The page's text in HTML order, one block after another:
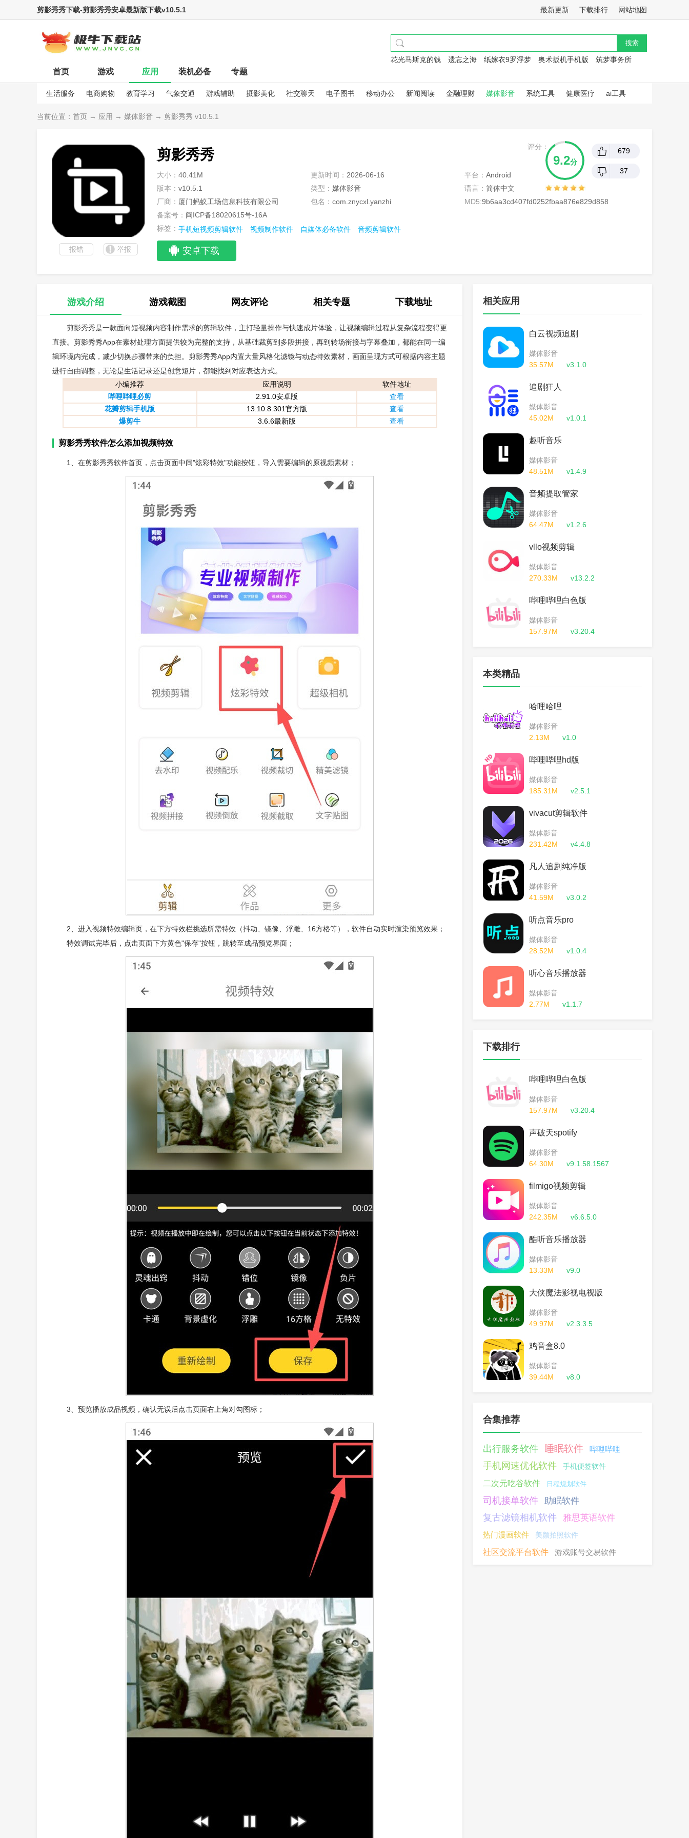
最新更新 下载排行 网站地图
剪影秀秀下载-剪影秀秀安卓最新版下载v10.5.1
花光马斯克的钱 遗忘之海 纸嫁衣9罗浮梦 奥术扳机手机版 筑梦事务所
首页 游戏 应用 装机必备 专题
生活服务 电商购物 教育学习 气象交通 游戏辅助 摄影美化 社交聊天 电子图书 移动办公 新闻阅读 金融理财 媒体影音 系统工具 健康医疗 ai工具
娱乐资讯
当前位置： 首页 → 应用 → 媒体影音 → 剪影秀秀 v10.5.1
剪影秀秀
大小： 40.41M 更新时间： 2026-06-16 平台： Android
版本： v10.5.1 类型： 媒体影音 语言： 简体中文
厂商： 厦门蚂蚁工场信息科技有限公司 包名： com.znycxl.yanzhi MD5:9b6aa3cd407fd0252fbaa876e829d858
备案号： 闽ICP备18020615号-16A
标签： 手机短视频剪辑软件 视频制作软件 自媒体必备软件 音频剪辑软件
安卓下载
评分：
9.2分
679
37
报错 举报
游戏介绍 游戏截图 网友评论
(0)
相关专题 下载地址
剪影秀秀是一款面向短视频内容制作需求的剪辑软件，主打轻量操作与快速成片体验，让视频编辑过程从复杂流程变得更
直接。剪影秀秀App在素材处理方面提供较为完整的支持，从基础裁剪到多段拼接，再到转场衔接与字幕叠加，都能在同一编
辑环境内完成，减少切换步骤带来的负担。剪影秀秀App内置大量风格化滤镜与动态特效素材，画面呈现方式可根据内容主题
进行自由调整，无论是生活记录还是创意短片，都能找到对应表达方式。
小编推荐
应用说明
软件地址
哔哩哔哩必剪
2.91.0安卓版
查看
花瓣剪辑手机版
13.10.8.301官方版
查看
爆剪牛
3.6.6最新版 查看
剪影秀秀软件怎么添加视频特效
1、在剪影秀秀软件首页，点击页面中间"炫彩特效"功能按钮，导入需要编辑的原视频素材；
2、进入视频特效编辑页，在下方特效栏挑选所需特效（抖动、镜像、浮雕、16方格等），软件自动实时渲染预览效果；
特效调试完毕后，点击页面下方黄色"保存"按钮，跳转至成品预览界面；
3、预览播放成品视频，确认无误后点击页面右上角对勾图标；
相关应用
白云视频追剧
媒体影音
35.57M
v3.1.0
追剧狂人
媒体影音
45.02M
v1.0.1
趣听音乐
媒体影音
48.51M
v1.4.9
音频提取管家
媒体影音
64.47M
v1.2.6
vllo视频剪辑
媒体影音
270.33M
v13.2.2
哔哩哔哩白色版
媒体影音
157.97M
v3.20.4
本类精品
哈哩哈哩
媒体影音
2.13M
v1.0
哔哩哔哩hd版
媒体影音
185.31M
v2.5.1
vivacut剪辑软件
媒体影音
231.42M
v4.4.8
凡人追剧纯净版
媒体影音
41.59M
v3.0.2
听点音乐pro
媒体影音
28.52M
v1.0.4
听心音乐播放器
媒体影音
2.77M
v1.1.7
下载排行
哔哩哔哩白色版
媒体影音
157.97M
v3.20.4
声破天spotify
媒体影音
64.30M
v9.1.58.1567
filmigo视频剪辑
媒体影音
242.35M
v6.6.5.0
酷听音乐播放器
媒体影音
13.33M
v9.0
大侠魔法影视电视版
媒体影音
49.97M
v2.3.3.5
鸡音盒8.0
媒体影音
39.44M
v8.0
合集推荐
出行服务软件 睡眠软件 哔哩哔哩
手机网速优化软件 手机便签软件
二次元吃谷软件 日程规划软件
司机接单软件 助眠软件
复古滤镜相机软件 雅思英语软件
热门漫画软件 美颜拍照软件
社区交流平台软件 游戏账号交易软件